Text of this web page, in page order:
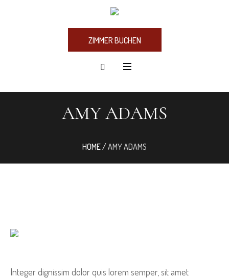
ZIMMER BUCHEN
AMY ADAMS
HOME/AMY ADAMS
Integer dignissim dolor quis lorem semper, sit amet